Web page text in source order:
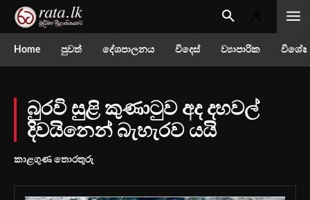
Home පුවත් දේශපාලනය විදෙස් ව්‍යාපාරික
බුරවි සුළි කුණාටුව අද දහවල්
දිවයිනෙන් බැහැරව යයි
කාළගුණ තොරතුරු